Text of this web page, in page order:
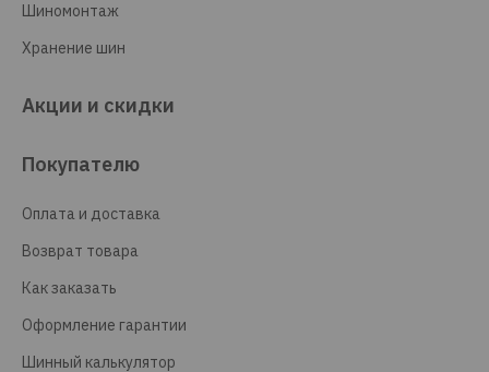
Шиномонтаж
Хранение шин
Акции и скидки
Покупателю
Оплата и доставка
Возврат товара
Как заказать
Оформление гарантии
Шинный калькулятор